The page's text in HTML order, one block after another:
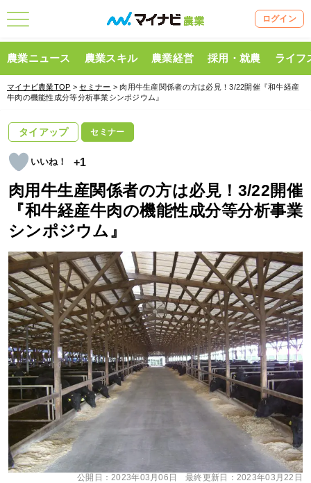
ログイン
農業ニュース 農業スキル 農業経営 採用・就農 ライフ
マイナビ農業TOP >セミナー > 肉用牛生産関係者の方は必見！3/22開催『和牛経産
牛肉の機能性成分等分析事業シンポジウム』
タイアップ セミナー
+1
肉用牛生産関係者の方は必見！3/22開催
『和牛経産牛肉の機能性成分等分析事業
シンポジウム』
公開日：2023年03月06日 最終更新日： 2023年03月22日